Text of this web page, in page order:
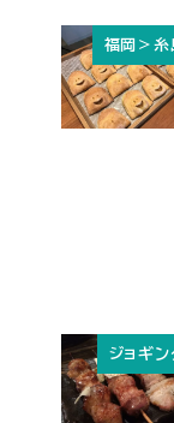
福岡＞糸
ジョギ